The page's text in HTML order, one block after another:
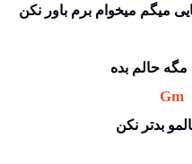
میگم میخوام برم باور نکن
مگه حالم بده
Gm
بدتر نکن